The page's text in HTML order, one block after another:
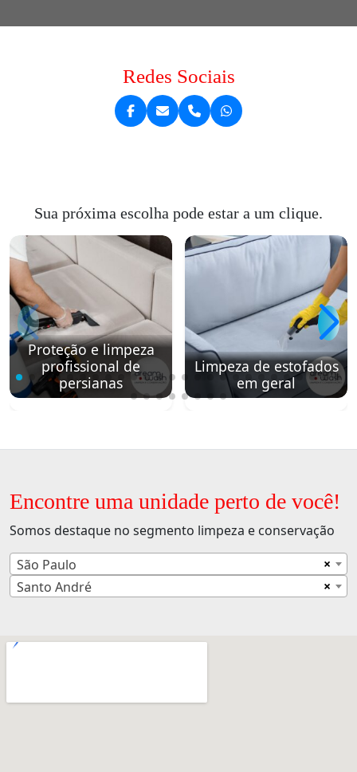
Redes Sociais
Sua próxima escolha pode estar a um clique.
Proteção e limpeza
profissional de
persianas
Limpeza de estofados
em geral
Encontre uma unidade perto de você!
Somos destaque no segmento limpeza e conservação
×
São Paulo
×
Santo André